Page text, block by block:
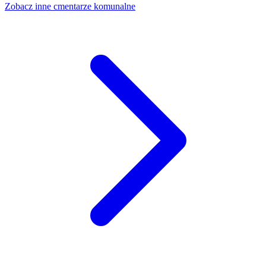
Zobacz inne cmentarze komunalne